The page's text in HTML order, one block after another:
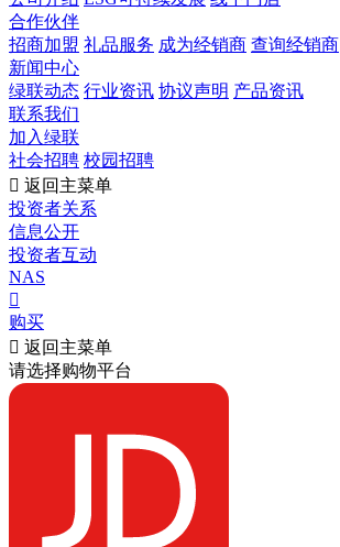
合作伙伴
招商加盟 礼品服务 成为经销商 查询经销商
新闻中心
绿联动态 行业资讯 协议声明 产品资讯
联系我们
加入绿联
社会招聘 校园招聘
 返回主菜单
投资者关系
信息公开
投资者互动
NAS

购买
 返回主菜单
请选择购物平台